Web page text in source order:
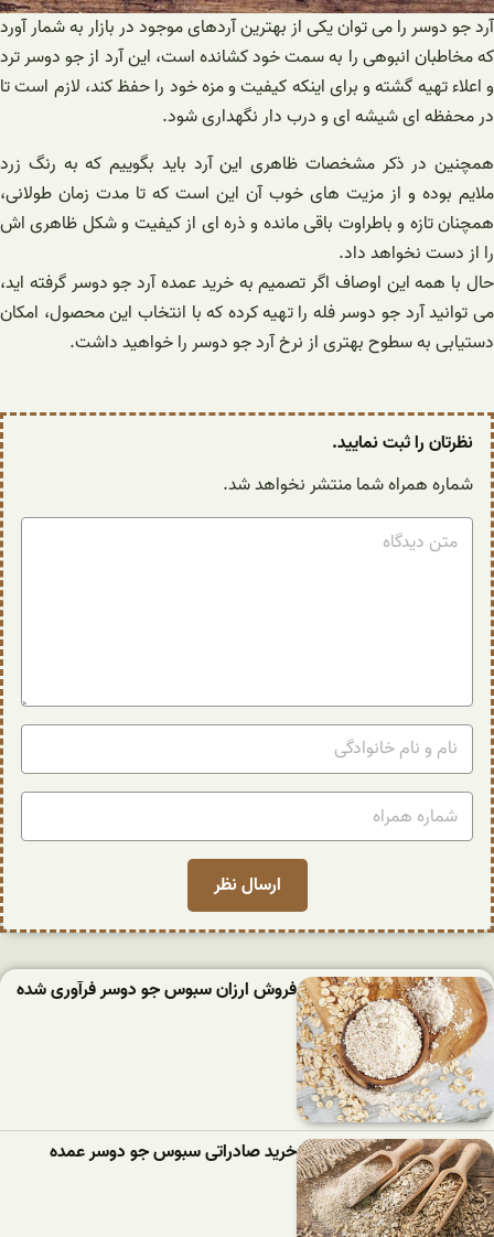
آرد جو دوسر را می توان یکی از بهترین آردهای موجود در بازار به شمار آورد
که مخاطبان انبوهی را به سمت خود کشانده است، این آرد از جو دوسر ترد
و اعلاء تهیه گشته و برای اینکه کیفیت و مزه خود را حفظ کند، لازم است تا
در محفظه ای شیشه ای و درب دار نگهداری شود.
همچنین در ذکر مشخصات ظاهری این آرد باید بگوییم که به رنگ زرد
ملایم بوده و از مزیت های خوب آن این است که تا مدت زمان طولانی،
همچنان تازه و باطراوت باقی مانده و ذره ای از کیفیت و شکل ظاهری اش
را از دست نخواهد داد.
حال با همه این اوصاف اگر تصمیم به خرید عمده آرد جو دوسر گرفته اید،
می توانید آرد جو دوسر فله را تهیه کرده که با انتخاب این محصول، امکان
دستیابی به سطوح بهتری از نرخ آرد جو دوسر را خواهید داشت.
نظرتان را ثبت نمایید.
شماره همراه شما منتشر نخواهد شد.
فروش ارزان سبوس جو دوسر فرآوری شده
خرید صادراتی سبوس جو دوسر عمده